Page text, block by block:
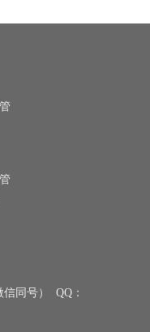
信同号） QQ：